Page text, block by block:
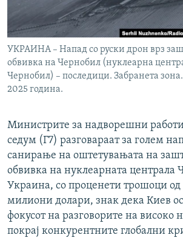
УКРАИНА – Напад со руски дрон врз
обвивка на Чернобил (нуклеарна
Чернобил) – последици. Забранета
2025 година.
Министрите за надворешни работи
седум (Г7) разговараат за голем
санирање на оштетувањата на
обвивка на нуклеарната централа
Украина, со проценети трошоци од
милиони долари, знак дека Киев
фокусот на разговорите на високо
покрај конкурентните глобални